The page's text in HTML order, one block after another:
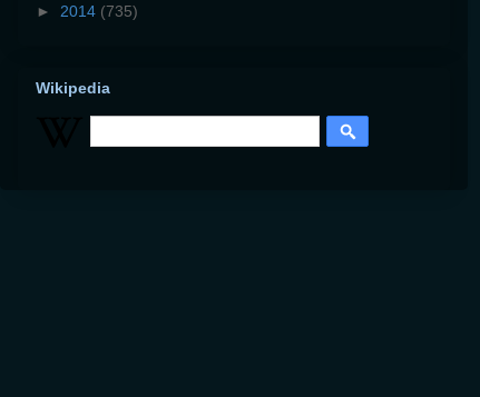
► 2014 (735)
Wikipedia